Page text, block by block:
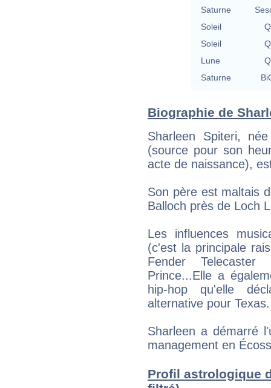
Saturne
Soleil
Soleil
Lune
Saturne
Biographie de
Sharleen Spiteri,
(source pour son
acte de naissance),
Son père est maltais
Balloch près de Loch
Les influences
(c'est la principale
Fender
Prince...Elle a
hip-hop qu'elle
alternative pour Texas.
Sharleen a démarré
management en
Profil astrologique